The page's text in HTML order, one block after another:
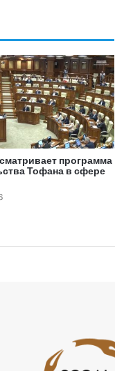
программа
Тофана в сфере